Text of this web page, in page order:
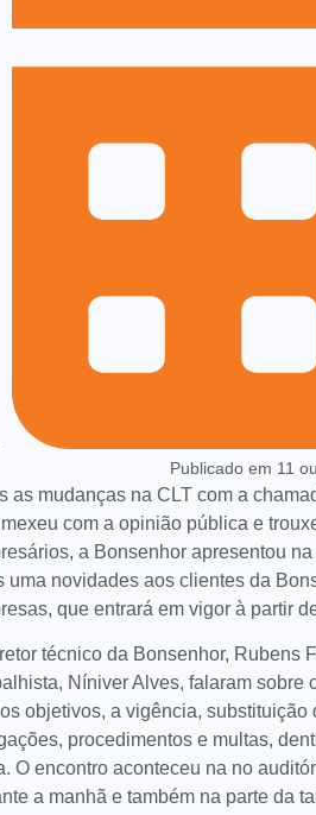
Publicado em 11
as mudanças na CLT com a
com a opinião pública e
a Bonsenhor apresentou
uma novidades aos clientes da
que entrará em vigor à partir
técnico da Bonsenhor, Rubens
Níniver Alves, falaram sobre
objetivos, a vigência, substituição
procedimentos e multas,
O encontro aconteceu na no
a manhã e também na parte da